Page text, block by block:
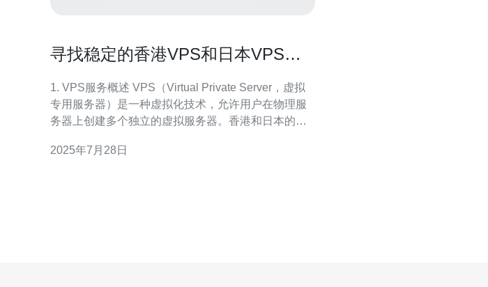
寻找稳定的香港VPS和日本VPS服
1. VPS服务概述 VPS（Virtual Private Server，虚拟
专用服务器）是一种虚拟化技术，允许用户在物理服
务器上创建多个独立的虚拟服务器。香港和日本的
特别是对于需要跨境业务的企业。 2. 选择VPS服务的
2025年7月28日